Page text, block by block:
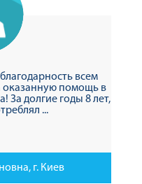
всем
оказанную помощь в
За долгие годы 8 лет,
...
г. Киев